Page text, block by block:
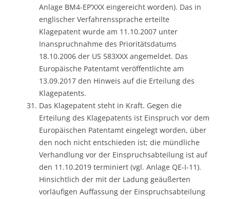
Anlage BM4-EP‘XXX eingereicht worden). Das in
englischer Verfahrenssprache erteilte
Klagepatent wurde am 11.10.2007 unter
Inanspruchnahme des Prioritätsdatums
18.10.2006 der US 583XXX angemeldet. Das
Europäische Patentamt veröffentlichte am
13.09.2017 den Hinweis auf die Erteilung des
Klagepatents.
Das Klagepatent steht in Kraft. Gegen die
Erteilung des Klagepatents ist Einspruch vor dem
Europäischen Patentamt eingelegt worden, über
den noch nicht entschieden ist; die mündliche
Verhandlung vor der Einspruchsabteilung ist auf
den 11.10.2019 terminiert (vgl. Anlage QE-I-11).
Hinsichtlich der mit der Ladung geäußerten
vorläufigen Auffassung der Einspruchsabteilung